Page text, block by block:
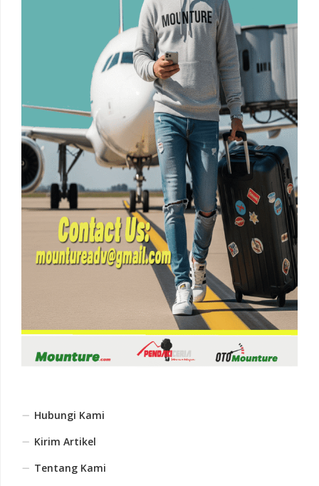
Hubungi Kami
Kirim Artikel
Tentang Kami